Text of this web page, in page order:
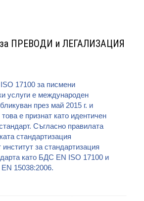
за ПРЕВОДИ и ЛЕГАЛИЗАЦИЯ
17100 за писмени
услуги е международен
през май 2015 г. и
е признат като идентичен
Съгласно правилата
стандартизация
институт за стандартизация
като БДС EN ISO 17100 и
15038:2006.